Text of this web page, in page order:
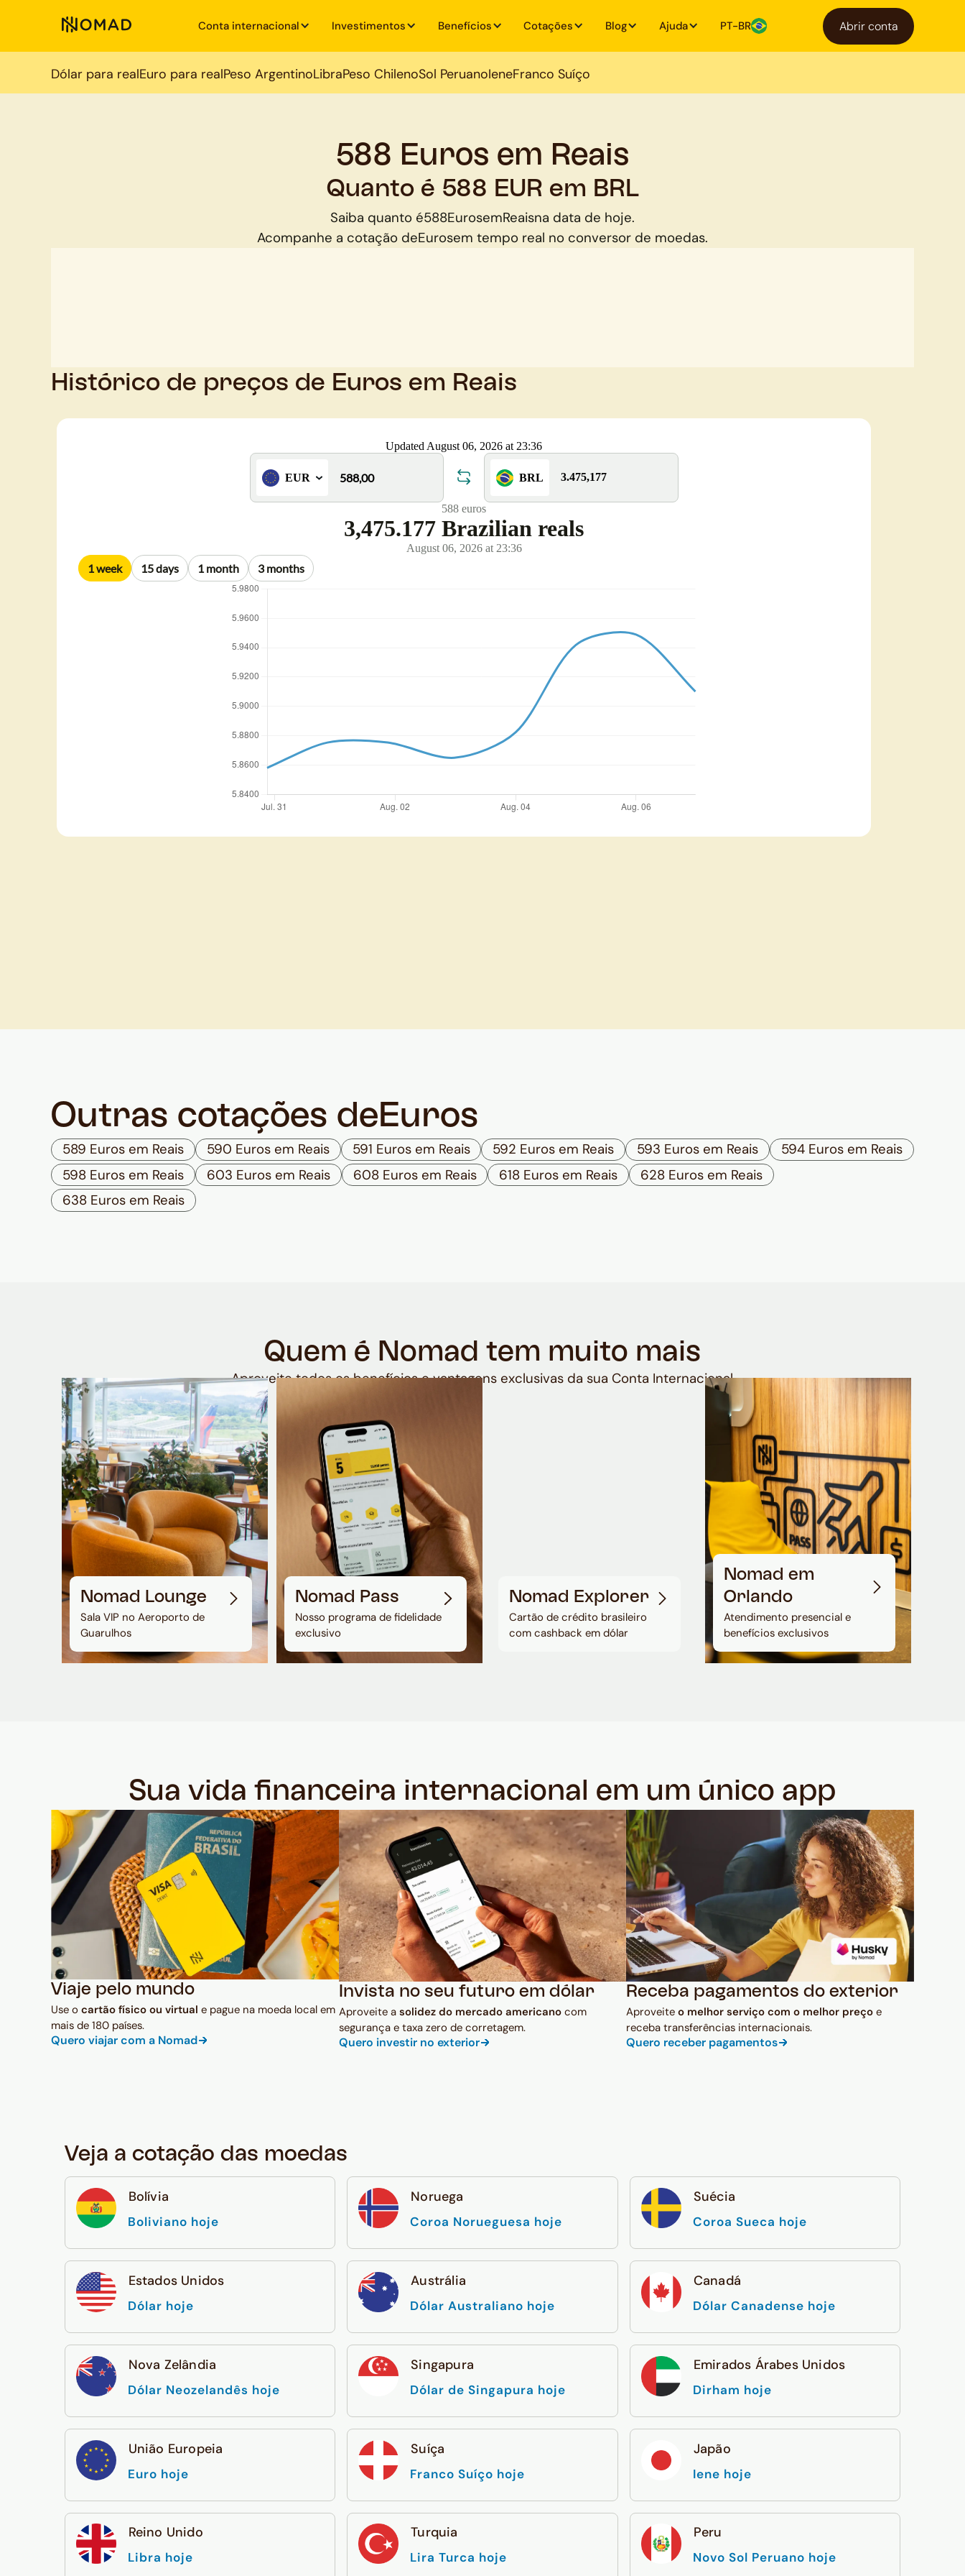
Conta internacional Investimentos Benefícios Cotações Blog Ajuda PT-BR Abrir conta
Dólar para realEuro para realPeso ArgentinoLibraPeso ChilenoSol PeruanoIeneFranco Suíço
588 Euros em Reais
Quanto é 588 EUR em BRL
Saiba quanto é588EurosemReaisna data de hoje.
Acompanhe a cotação deEurosem tempo real no conversor de moedas.
Histórico de preços de Euros em Reais
Outras cotações de Euros
589 Euros em Reais 590 Euros em Reais 591 Euros em Reais 592 Euros em Reais 593 Euros em Reais
594 Euros em Reais
598 Euros em Reais
603 Euros em Reais 608 Euros em Reais 618 Euros em Reais
628 Euros em Reais
638 Euros em Reais
Quem é Nomad tem muito mais
Aproveite todos os benefícios e vantagens exclusivas da sua Conta Internacional
Nomad Lounge
Sala VIP no Aeroporto de
Guarulhos
Nomad Pass
Nosso programa de fidelidade
exclusivo
Nomad Explorer
Cartão de crédito brasileiro
com cashback em dólar
Nomad em
Orlando
Atendimento presencial e
benefícios exclusivos
Sua vida financeira internacional em um único app
Viaje pelo mundo
Use o cartão físico ou virtual e pague na moeda local em
mais de 180 países.
Quero viajar com a Nomad
Invista no seu futuro em dólar
Aproveite a solidez do mercado americanocom
segurança e taxa zero de corretagem.
Quero investir no exterior
Receba pagamentos do exterior
Aproveiteo melhor serviço com o melhor preço e
receba transferências internacionais.
Quero receber pagamentos
Veja a cotação das moedas
Bolívia
Boliviano hoje
Noruega
Coroa Norueguesa hoje
Suécia
Coroa Sueca hoje
Estados Unidos
Dólar hoje
Austrália
Dólar Australiano hoje
Canadá
Dólar Canadense hoje
Nova Zelândia
Dólar Neozelandês hoje
Singapura
Dólar de Singapura hoje
Emirados Árabes Unidos
Dirham hoje
União Europeia
Euro hoje
Suíça
Franco Suíço hoje
Japão
Iene hoje
Reino Unido
Libra hoje
Turquia
Lira Turca hoje
Peru
Novo Sol Peruano hoje